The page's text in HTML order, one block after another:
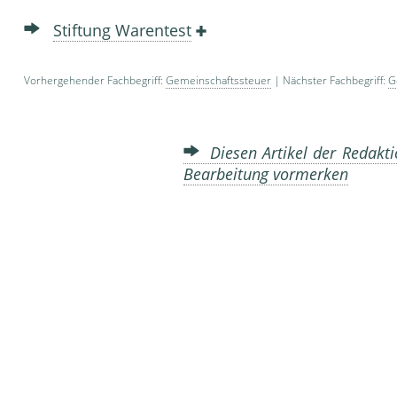
Stiftung Warentest
Vorhergehender Fachbegriff: Gemeinschaftssteuer | Nächster Fachbegriff:
Diesen Artikel der
Bearbeitung vormerken